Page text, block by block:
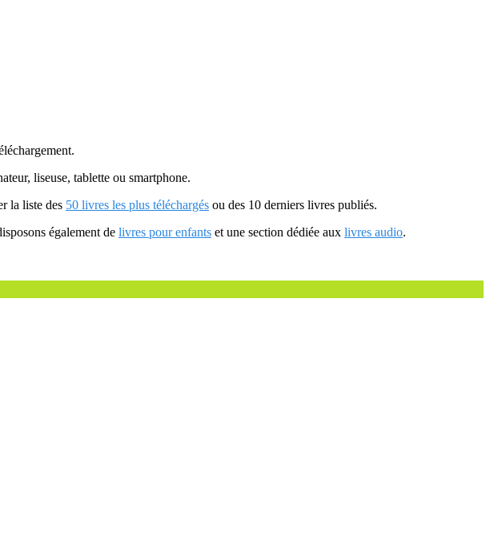
liseuse, tablette ou smartphone.
la liste des 50 livres les plus téléchargés ou des 10 derniers livres publiés.
également de livres pour enfants et une section dédiée aux livres audio.